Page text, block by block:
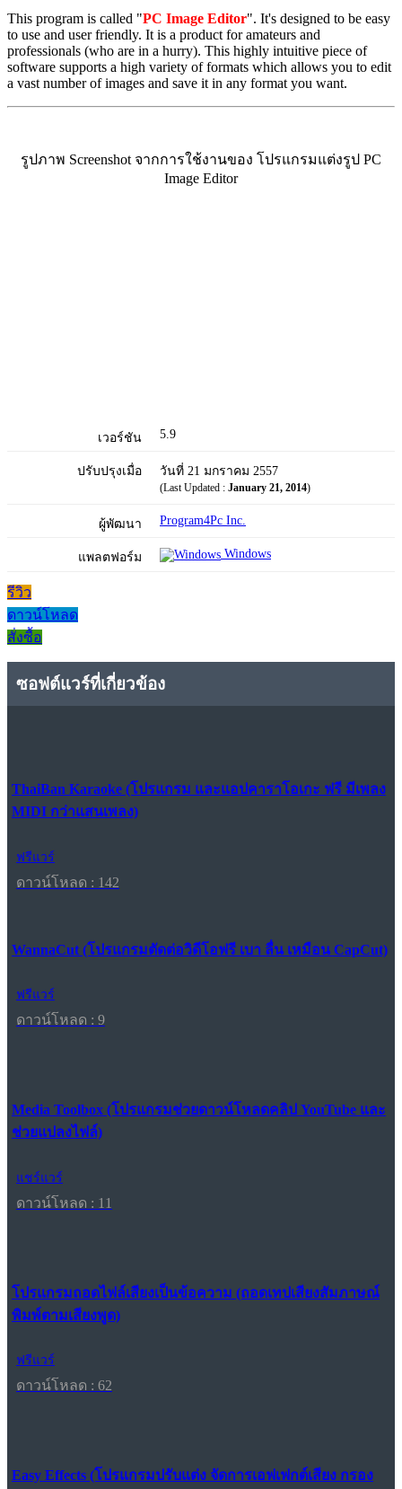
This program is called "PC Image Editor". It's designed to be easy
to use and user friendly. It is a product for amateurs and
professionals (who are in a hurry). This highly intuitive piece of
software supports a high variety of formats which allows you to edit
a vast number of images and save it in any format you want.
รูปภาพ Screenshot จากการใช้งานของ โปรแกรมแต่งรูป PC
Image Editor
เวอร์ชัน 5.9
ปรับปรุงเมื่อ วันที่ 21 มกราคม 2557
(Last Updated : January 21, 2014)
ผู้พัฒนา Program4Pc Inc.
แพลตฟอร์ม Windows
รีวิว
ดาวน์โหลด
สั่งซื้อ
ซอฟต์แวร์ที่เกี่ยวข้อง
ThaiBan Karaoke (โปรแกรม และแอปคาราโอเกะ ฟรี มีเพลง
MIDI กว่าแสนเพลง)
ฟรีแวร์
ดาวน์โหลด : 142
WannaCut (โปรแกรมตัดต่อวิดีโอฟรี เบา ลื่น เหมือน CapCut)
ฟรีแวร์
ดาวน์โหลด : 9
Media Toolbox (โปรแกรมช่วยดาวน์โหลดคลิป YouTube และ
ช่วยแปลงไฟล์)
แชร์แวร์
ดาวน์โหลด : 11
โปรแกรมถอดไฟล์เสียงเป็นข้อความ (ถอดเทปเสียงสัมภาษณ์
พิมพ์ตามเสียงพูด)
ฟรีแวร์
ดาวน์โหลด : 62
Easy Effects (โปรแกรมปรับแต่ง จัดการเอฟเฟกต์เสียง กรอง